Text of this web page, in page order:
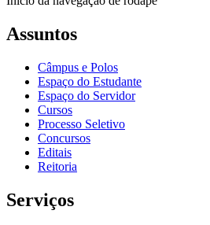
Assuntos
Câmpus e Polos
Espaço do Estudante
Espaço do Servidor
Cursos
Processo Seletivo
Concursos
Editais
Reitoria
Serviços